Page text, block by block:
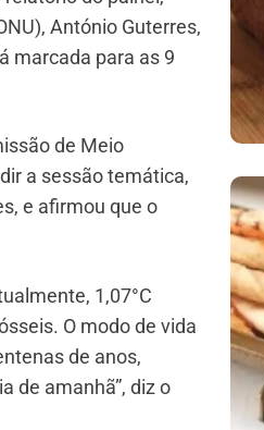
António Guterres,
marcada para as 9
de Meio
a sessão temática,
e afirmou que o
1,07°C
O modo de vida
de anos,
de amanhã”, diz o